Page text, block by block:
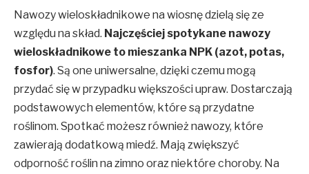
Nawozy wieloskładnikowe na wiosnę dzielą się ze
względu na skład. Najczęściej spotykane nawozy
wieloskładnikowe to mieszanka NPK (azot, potas,
fosfor). Są one uniwersalne, dzięki czemu mogą
przydać się w przypadku większości upraw. Dostarczają
podstawowych elementów, które są przydatne
roślinom. Spotkać możesz również nawozy, które
zawierają dodatkową miedź. Mają zwiększyć
odporność roślin na zimno oraz niektóre choroby. Na